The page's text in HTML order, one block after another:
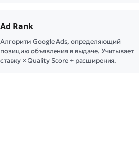
Ad Rank
Алгоритм Google Ads, определяющий
позицию объявления в выдаче. Учитывает
ставку × Quality Score + расширения.